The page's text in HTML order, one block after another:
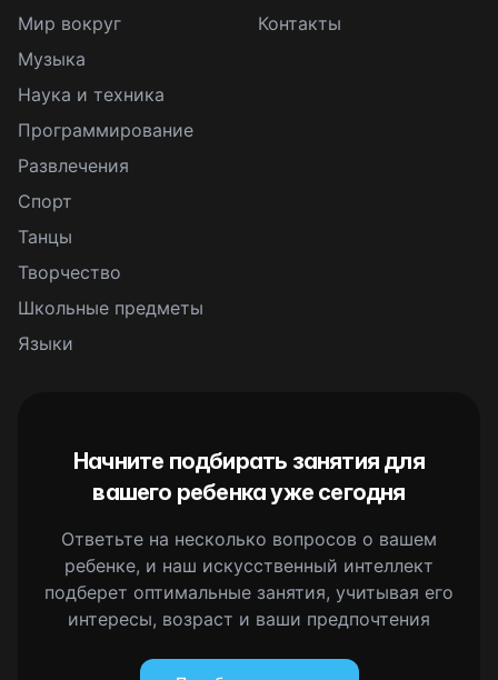
Мир вокруг
Музыка
Наука и техника
Программирование
Развлечения
Спорт
Танцы
Творчество
Школьные предметы
Языки
Контакты
Начните подбирать занятия для
вашего ребенка уже сегодня
Ответьте на несколько вопросов о вашем
ребенке, и наш искусственный интеллект
подберет оптимальные занятия, учитывая его
интересы, возраст и ваши предпочтения